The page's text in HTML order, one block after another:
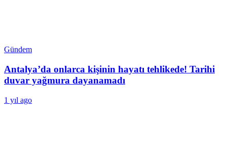
Gündem
Antalya’da onlarca kişinin hayatı tehlikede! Tarihi
duvar yağmura dayanamadı
1 yıl ago